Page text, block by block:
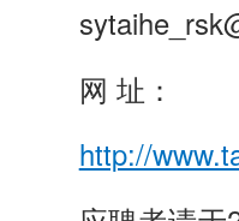
网 址：
http://